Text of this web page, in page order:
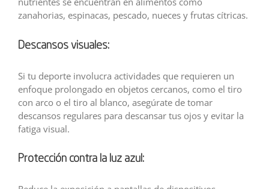
zanahorias, espinacas, pescado, nueces y frutas cítricas.
Descansos visuales:
Si tu deporte involucra actividades que requieren un
enfoque prolongado en objetos cercanos, como el tiro
con arco o el tiro al blanco, asegúrate de tomar
descansos regulares para descansar tus ojos y evitar la
fatiga visual.
Protección contra la luz azul: